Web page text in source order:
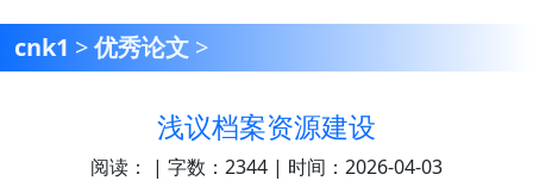
cnk1 >优秀论文 >
浅议档案资源建设
阅读： | 字数：2344 | 时间：2026-04-03